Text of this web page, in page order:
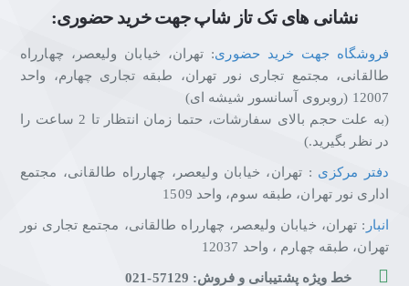
نشانی های تک تاز شاپ جهت خرید حضوری:
فروشگاه جهت خرید حضوری: تهران، خیابان ولیعصر، چهارراه
طالقانی، مجتمع تجاری نور تهران، طبقه تجاری چهارم، واحد
12007 (روبروی آسانسور شیشه ای)
(به علت حجم بالای سفارشات، حتما زمان انتظار تا 2 ساعت را
در نظر بگیرید.)
دفتر مرکزی : تهران، خیابان ولیعصر، چهارراه طالقانی، مجتمع
اداری نور تهران، طبقه سوم، واحد 1509
انبار : تهران، خیابان ولیعصر، چهارراه طالقانی، مجتمع تجاری نور
تهران، طبقه چهارم ، واحد 12037
خط ویژه پشتیبانی و فروش: 57129-021